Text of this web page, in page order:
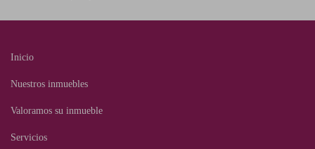
Inicio
Nuestros inmuebles
Valoramos su inmueble
Servicios